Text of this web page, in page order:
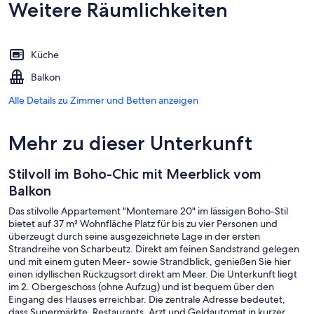
Weitere Räumlichkeiten
Küche
Balkon
Alle Details zu Zimmer und Betten anzeigen
Mehr zu dieser Unterkunft
Stilvoll im Boho-Chic mit Meerblick vom
Balkon
Das stilvolle Appartement "Montemare 20" im lässigen Boho-Stil
bietet auf 37 m² Wohnfläche Platz für bis zu vier Personen und
überzeugt durch seine ausgezeichnete Lage in der ersten
Strandreihe von Scharbeutz. Direkt am feinen Sandstrand gelegen
und mit einem guten Meer- sowie Strandblick, genießen Sie hier
einen idyllischen Rückzugsort direkt am Meer. Die Unterkunft liegt
im 2. Obergeschoss (ohne Aufzug) und ist bequem über den
Eingang des Hauses erreichbar. Die zentrale Adresse bedeutet,